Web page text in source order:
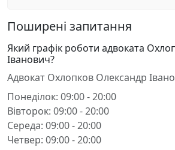
Поширені запитання
Який графік роботи адвоката
Іванович?
Адвокат Охлопков Олександр
Понеділок: 09:00 - 20:00
Вівторок: 09:00 - 20:00
Середа: 09:00 - 20:00
Четвер: 09:00 - 20:00